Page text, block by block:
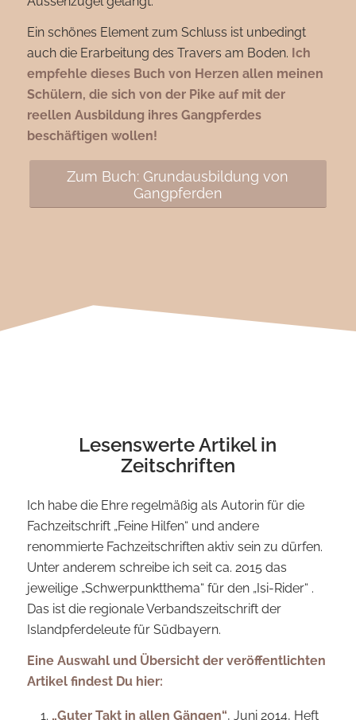
Ein schönes Element zum Schluss ist unbedingt
auch die Erarbeitung des Travers am Boden. Ich
empfehle dieses Buch von Herzen allen meinen
Schülern, die sich von der Pike auf mit der
reellen Ausbildung ihres Gangpferdes
beschäftigen wollen!
Zum Buch: Grundausbildung von
Gangpferden
Lesenswerte Artikel in
Zeitschriften
Ich habe die Ehre regelmäßig als Autorin für die
Fachzeitschrift „Feine Hilfen“ und andere
renommierte Fachzeitschriften aktiv sein zu dürfen.
Unter anderem schreibe ich seit ca. 2015 das
jeweilige „Schwerpunktthema“ für den „Isi-Rider“ .
Das ist die regionale Verbandszeitschrift der
Islandpferdeleute für Südbayern.
Eine Auswahl und Übersicht der veröffentlichten
Artikel findest Du hier:
„Guter Takt in allen Gängen“, Juni 2014, Heft